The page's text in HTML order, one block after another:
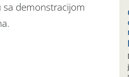
sa demonstracijom